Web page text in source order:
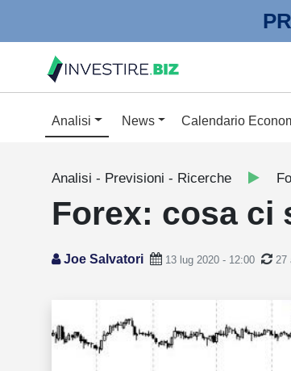
Analisi News Calendario
Analisi - Previsioni - Ricerche
Forex: cosa ci
Joe Salvatori 13 lug 2020 - 12:00 27